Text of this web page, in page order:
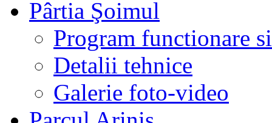
Pârtia Şoimul
Program functionare
Detalii tehnice
Galerie foto-video